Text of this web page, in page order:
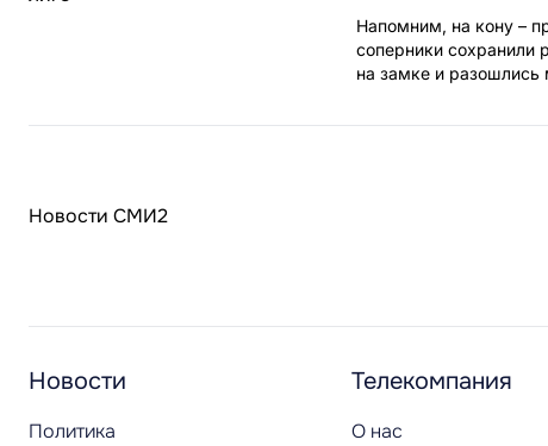
Напомним, на кону –
соперники сохранили
на замке и разошлись
Новости СМИ2
Новости
Политика
Телекомпания
О нас